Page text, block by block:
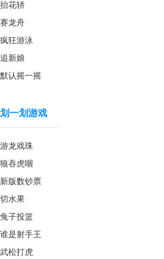
抬花轿
赛龙舟
疯狂游泳
追新娘
默认摇一摇
划一划游戏
游龙戏珠
狼吞虎咽
新版数钞票
切水果
兔子投篮
谁是射手王
武松打虎